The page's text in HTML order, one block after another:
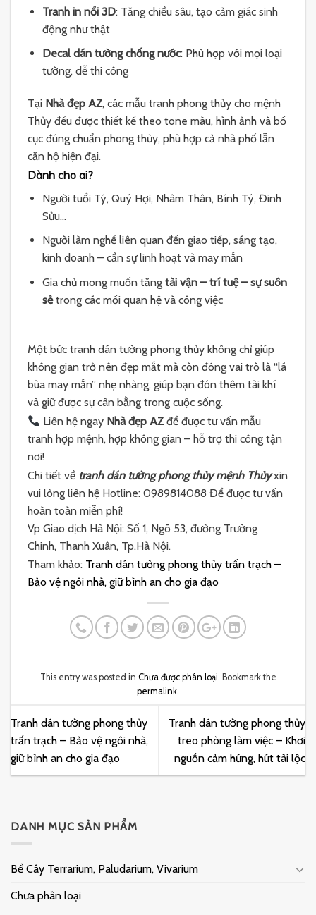
Tranh in nổi 3D: Tăng chiều sâu, tạo cảm giác sinh
động như thật
Decal dán tường chống nước: Phù hợp với mọi loại
tường, dễ thi công
Tại Nhà đẹp AZ, các mẫu tranh phong thủy cho mệnh
Thủy đều được thiết kế theo tone màu, hình ảnh và bố
cục đúng chuẩn phong thủy, phù hợp cả nhà phố lẫn
căn hộ hiện đại.
Dành cho ai?
Người tuổi Tý, Quý Hợi, Nhâm Thân, Bính Tý, Đinh
Sửu…
Người làm nghề liên quan đến giao tiếp, sáng tạo,
kinh doanh – cần sự linh hoạt và may mắn
Gia chủ mong muốn tăng tài vận – trí tuệ – sự suôn
sẻtrong các mối quan hệ và công việc
Một bức tranh dán tường phong thủy không chỉ giúp
không gian trở nên đẹp mắt mà còn đóng vai trò là “lá
bùa may mắn” nhẹ nhàng, giúp bạn đón thêm tài khí
và giữ được sự cân bằng trong cuộc sống.
Liên hệ ngay Nhà đẹp AZđể được tư vấn mẫu
tranh hợp mệnh, hợp không gian – hỗ trợ thi công tận
nơi!
Chi tiết về tranh dán tường phong thủy mệnh Thủy xin
vui lòng liên hệ Hotline: 0989814088 Để được tư vấn
hoàn toàn miễn phí!
Vp Giao dịch Hà Nội: Số 1, Ngõ 53, đường Trường
Chinh, Thanh Xuân, Tp.Hà Nội.
Tham khảo: Tranh dán tường phong thủy trấn trạch –
Bảo vệ ngôi nhà, giữ bình an cho gia đạo
This entry was posted in Chưa được phân loại. Bookmark the
permalink.
Tranh dán tường phong thủy
trấn trạch – Bảo vệ ngôi nhà,
giữ bình an cho gia đạo
Tranh dán tường phong thủy
treo phòng làm việc – Khơi
nguồn cảm hứng, hút tài lộc
DANH MỤC SẢN PHẨM
Bể Cây Terrarium, Paludarium, Vivarium
Chưa phân loại